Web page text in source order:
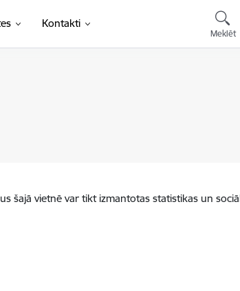
Kontakti
Meklēt
šajā vietnē var tikt izmantotas statistikas un